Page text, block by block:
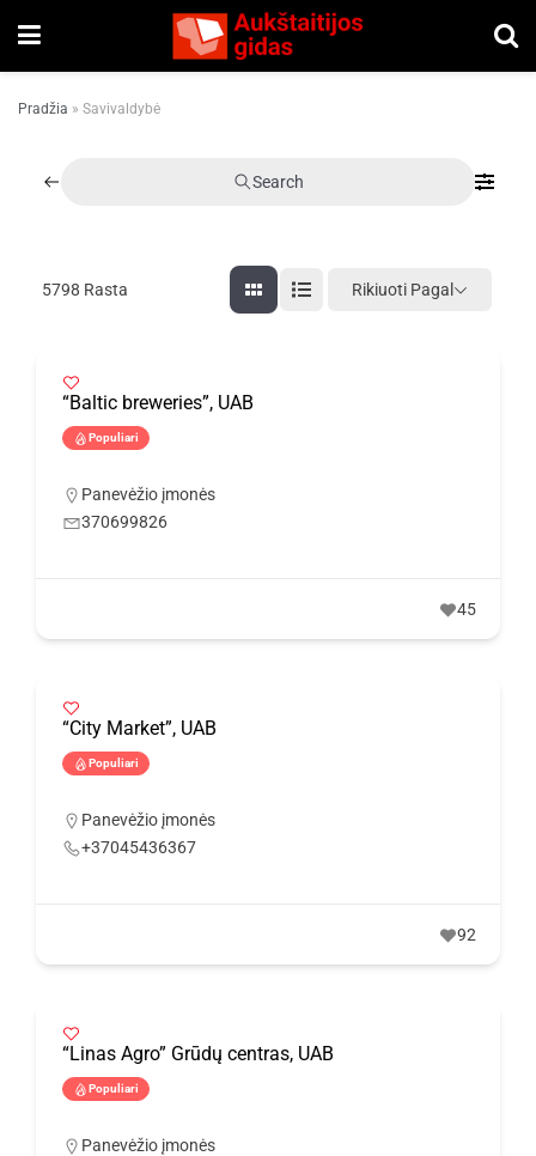
Pradžia » Savivaldybė
Search
5798 Rasta Rikiuoti Pagal
“Baltic breweries”, UAB
Populiari
Panevėžio įmonės
370699826
45
“City Market”, UAB
Populiari
Panevėžio įmonės
+37045436367
92
“Linas Agro” Grūdų centras, UAB
Populiari
Panevėžio įmonės